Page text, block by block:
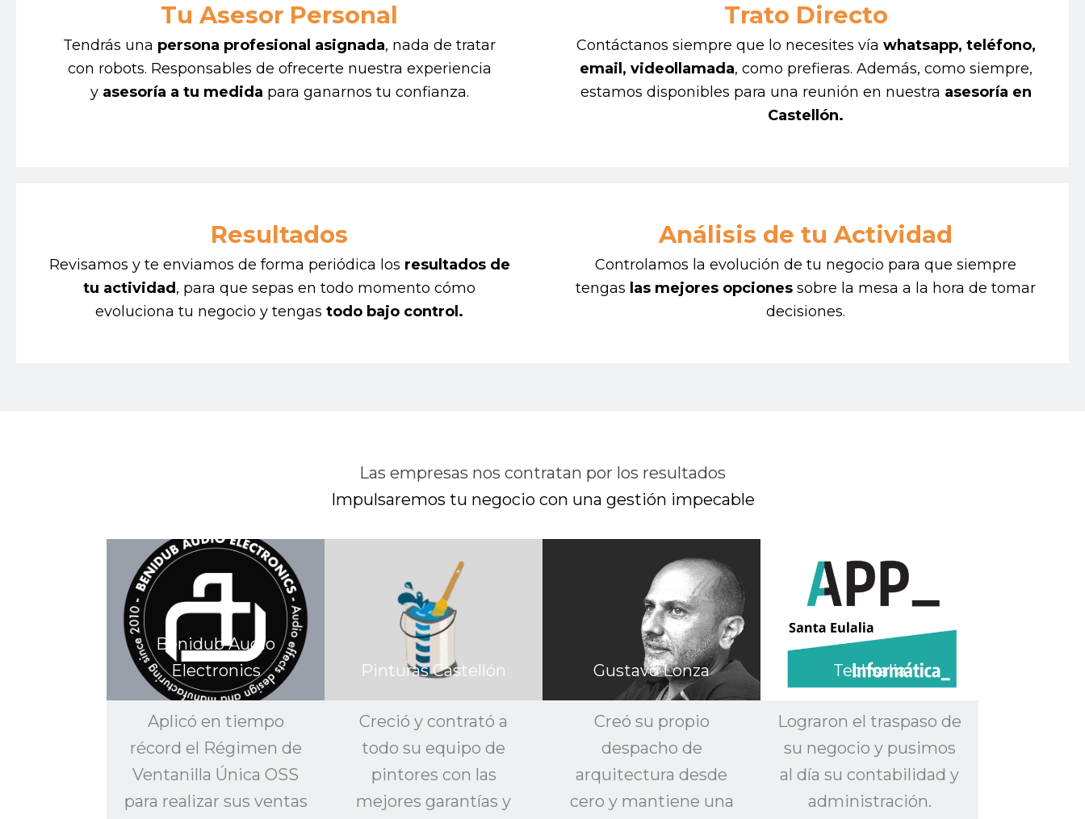
Tu Asesor Personal
Tendrás una persona profesional asignada, nada de tratar
con robots. Responsables de ofrecerte nuestra experiencia
y asesoría a tu medida para ganarnos tu confianza.
Trato Directo
Contáctanos siempre que lo necesites vía whatsapp, teléfono,
email, videollamada, como prefieras. Además, como siempre,
estamos disponibles para una reunión en nuestra asesoría en
Castellón.
Resultados
Revisamos y te enviamos de forma periódica los resultados de
tu actividad , para que sepas en todo momento cómo
evoluciona tu negocio y tengas todo bajo control.
Análisis de tu Actividad
Controlamos la evolución de tu negocio para que siempre
tengas las mejores opciones sobre la mesa a la hora de tomar
decisiones.
Las empresas nos contratan por los resultados
Impulsaremos tu negocio con una gestión impecable
Benidub Audio
Electronics
Aplicó en tiempo
récord el Régimen de
Ventanilla Única OSS
para realizar sus ventas
Pinturas Castellón
Creció y contrató a
todo su equipo de
pintores con las
mejores garantías y
Gustavo Lonza
Creó su propio
despacho de
arquitectura desde
cero y mantiene una
Techsalia
Lograron el traspaso de
su negocio y pusimos
al día su contabilidad y
administración.